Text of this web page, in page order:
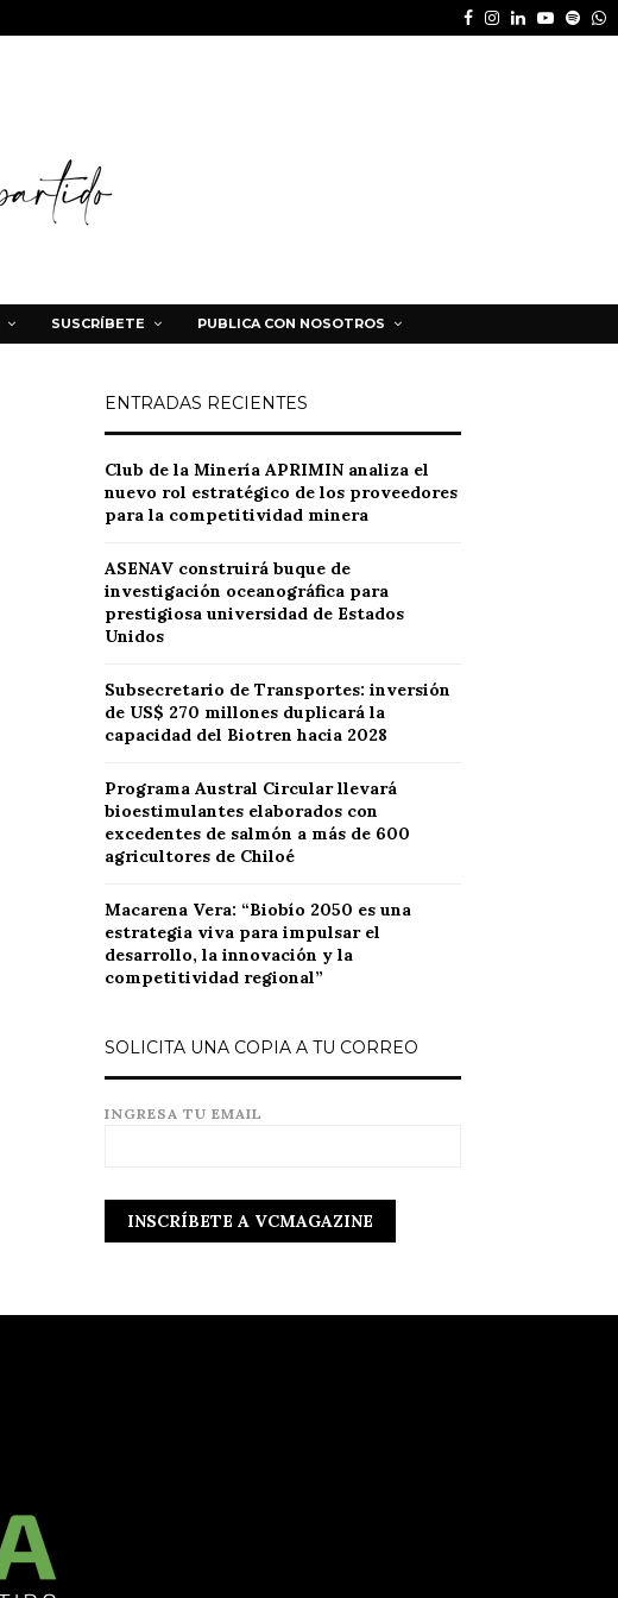
Facebook
Instagram
LinkedinYoutube
SUSCRÍBETE PUBLICA CON NOSOTROS
ENTRADAS RECIENTES
Club de la Minería APRIMIN analiza el
nuevo rol estratégico de los proveedores
para la competitividad minera
ASENAV construirá buque de
investigación oceanográfica para
prestigiosa universidad de Estados
Unidos
Subsecretario de Transportes: inversión
de US$ 270 millones duplicará la
capacidad del Biotren hacia 2028
Programa Austral Circular llevará
bioestimulantes elaborados con
excedentes de salmón a más de 600
agricultores de Chiloé
Macarena Vera: “Biobío 2050 es una
estrategia viva para impulsar el
desarrollo, la innovación y la
competitividad regional”
SOLICITA UNA COPIA A TU CORREO
INGRESA TU EMAIL